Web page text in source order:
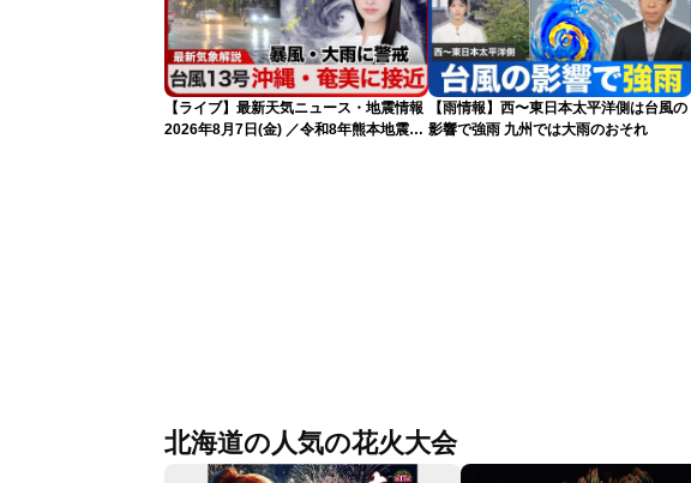
【ライブ】最新天気ニュース・地震情報
2026年8月7日(金) ／令和8年熊本地震情
【雨情報】西〜東日本太平洋側は台風の
影響で強雨 九州では大雨のおそれ
北海道の人気の花火大会